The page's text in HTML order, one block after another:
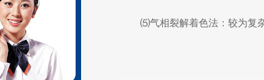
⑸气相裂解着色法：较为复